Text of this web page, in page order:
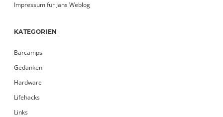
Impressum für Jans Weblog
KATEGORIEN
Barcamps
Gedanken
Hardware
Lifehacks
Links